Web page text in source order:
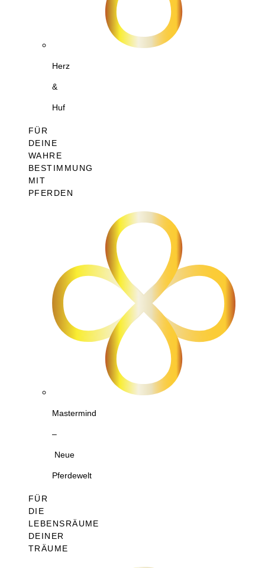
Herz
&
Huf
FÜR
DEINE
WAHRE
BESTIMMUNG
MIT
PFERDEN
Mastermind
–
Neue
Pferdewelt
FÜR
DIE
LEBENSRÄUME
DEINER
TRÄUME